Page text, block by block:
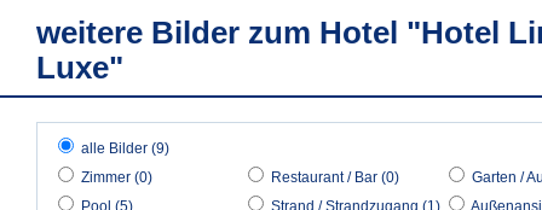
weitere Bilder zum Hotel "Hotel
Luxe"
alle Bilder (9)
Zimmer (0)
Restaurant / Bar (0)
Garten /
Pool (5)
Strand / Strandzugang (1)